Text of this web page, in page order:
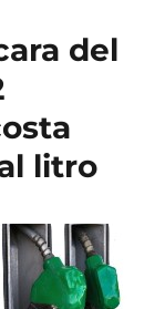
del
litro